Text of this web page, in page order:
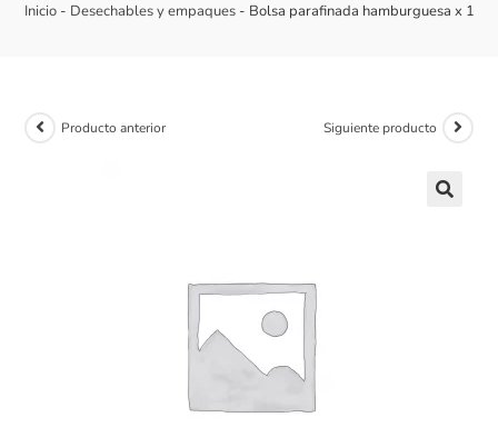
Inicio - Desechables y empaques - Bolsa parafinada hamburguesa x 100
Producto anterior Siguiente producto